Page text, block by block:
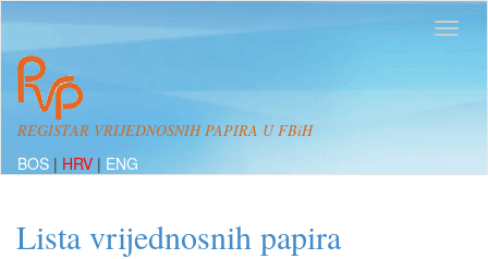
REGISTAR VRIJEDNOSNIH PAPIRA U FBiH
BOS | HRV | ENG
Lista vrijednosnih papira